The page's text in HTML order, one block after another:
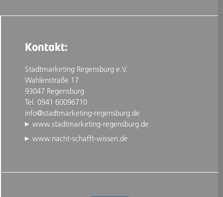
Kontakt:
Stadtmarketing Regensburg e.V.
Wahlenstraße 17
93047 Regensburg
Tel. 0941 60096710
info@stadtmarketing-regensburg.de
www.stadtmarketing-regensburg.de
www.nacht-schafft-wissen.de